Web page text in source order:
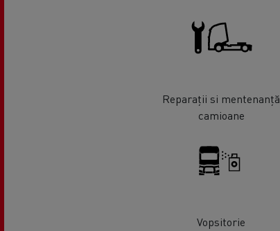
Reparații si mentenanță
camioane
Vopsitorie